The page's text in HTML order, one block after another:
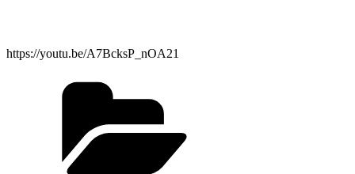
https://youtu.be/A7BcksP_nOA21